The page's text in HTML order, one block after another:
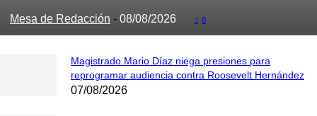
Mesa de Redacción - 08/08/2026 0
Magistrado Mario Díaz niega presiones para
reprogramar audiencia contra Roosevelt Hernández
07/08/2026